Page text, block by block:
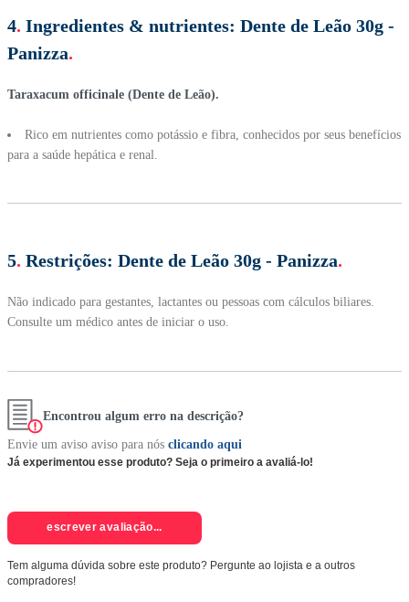
4. Ingredientes & nutrientes: Dente de Leão 30g -
Panizza.
Taraxacum officinale (Dente de Leão).
Rico em nutrientes como potássio e fibra, conhecidos por seus benefícios
para a saúde hepática e renal.
5. Restrições: Dente de Leão 30g - Panizza.
Não indicado para gestantes, lactantes ou pessoas com cálculos biliares.
Consulte um médico antes de iniciar o uso.
Encontrou algum erro na descrição?
Envie um aviso aviso para nós clicando aqui
Já experimentou esse produto? Seja o primeiro a avaliá-lo!
escrever avaliação...
Tem alguma dúvida sobre este produto? Pergunte ao lojista e a outros
compradores!